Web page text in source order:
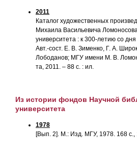
2011
Каталог художественных
Михаила Васильевича
университета : к 300-летию со
Авт.-сост. Е. В. Зименко, Г. А.
Лободанов; МГУ имени М. В.
та, 2011. – 88 с. : ил.
Из истории фондов Научной
университета
1978
[Вып. 2]. М.: Изд. МГУ, 1978. 168 с.,